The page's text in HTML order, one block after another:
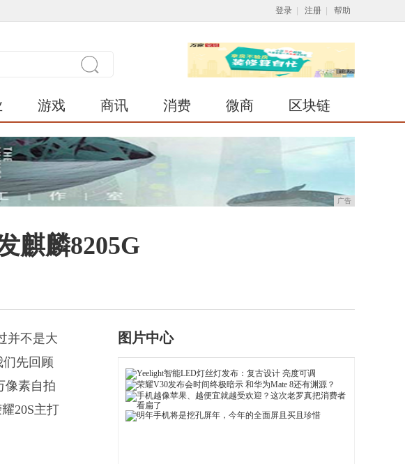
登录 注册 帮助
游戏 商讯 消费 微商 区块链
广告
麒麟8205G
并不是大
们先回顾
像素自拍
20S主打
图片中心